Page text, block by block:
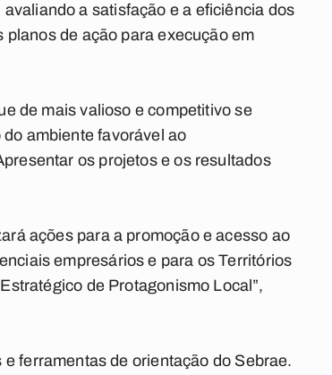
a satisfação e a eficiência dos
de ação para execução em
de mais valioso e competitivo se
ambiente favorável ao
os projetos e os resultados
ações para a promoção e acesso ao
empresários e para os Territórios
de Protagonismo Local”,
ferramentas de orientação do Sebrae.